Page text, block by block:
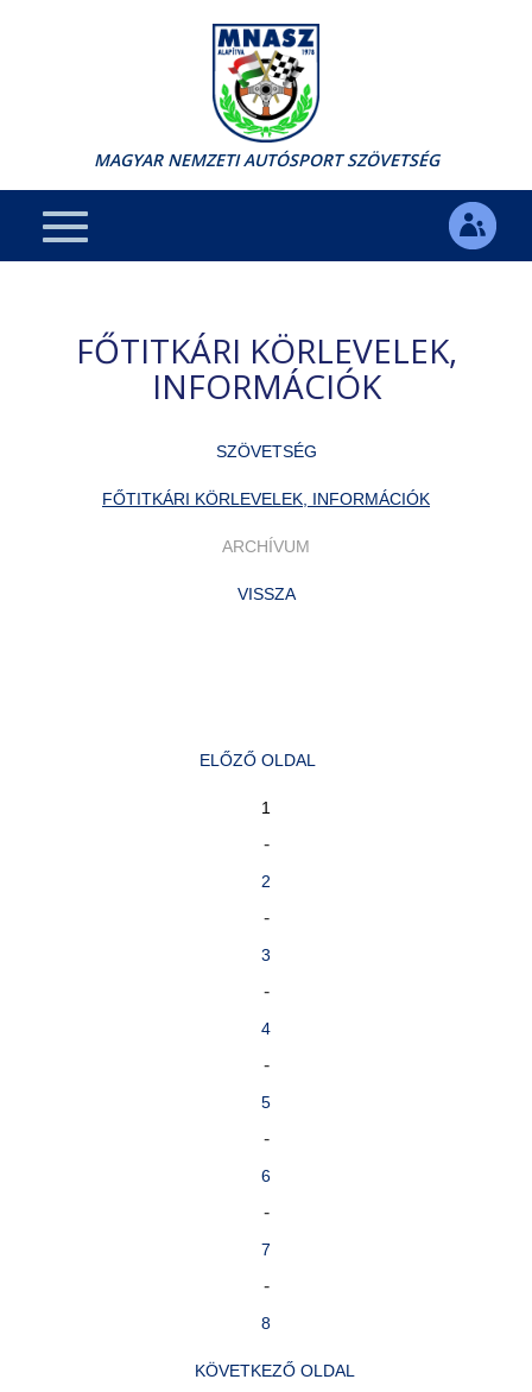
MAGYAR NEMZETI AUTÓSPORT SZÖVETSÉG
FŐTITKÁRI KÖRLEVELEK,
INFORMÁCIÓK
SZÖVETSÉG
FŐTITKÁRI KÖRLEVELEK, INFORMÁCIÓK
ARCHÍVUM
VISSZA
ELŐZŐ OLDAL
1
-
2
-
3
-
4
-
5
-
6
-
7
-
8
KÖVETKEZŐ OLDAL